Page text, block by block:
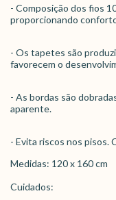
- Composição dos fios
proporcionando
- Os tapetes são
favorecem o
- As bordas são
aparente.
- Evita riscos nos pisos.
Medidas: 120 x 160 cm
Cuidados: